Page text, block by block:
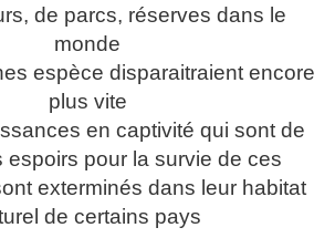
de parcs, réserves dans le
monde
espèce disparaitraient encore
plus vite
en captivité qui sont de
espoirs pour la survie de ces
exterminés dans leur habitat
de certains pays